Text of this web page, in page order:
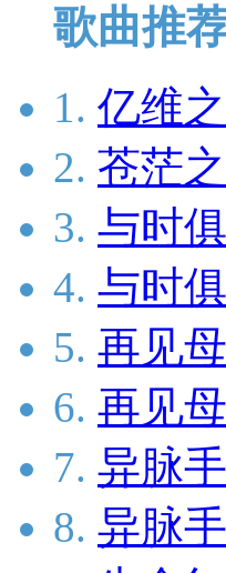
歌曲推
1. 亿维
2. 苍茫
3. 与时
4. 与时
5. 再见
6. 再见
7. 异脉
8. 异脉